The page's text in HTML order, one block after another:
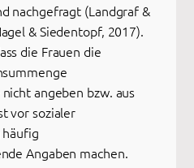
nachgefragt (Landgraf &
& Siedentopf, 2017).
die Frauen die
angeben bzw. aus
vor sozialer
Angaben machen.